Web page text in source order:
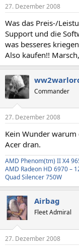
27. Dezember 2008
Was das Preis-/
Support und die
was besseres
Also kaufen!!
Commander
27. Dezember 2008
Kein Wunder
Acer dran.
AMD Phenom(tm) II X4
AMD Radeon HD 6970 –
Quad Silencer 750W
Airbag
Fleet Admiral
27. Dezember 2008